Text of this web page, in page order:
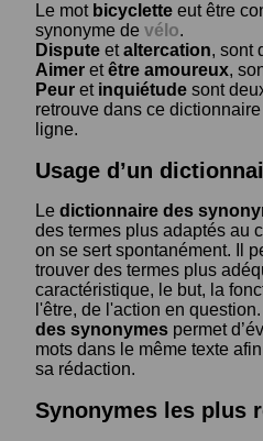
Le mot bicyclette eut être
synonyme de vélo.
Dispute etaltercation, sont
Aimer etêtre amoureux,
Peur et inquiétude sont
retrouve dans ce
ligne.
Usage d’un
Le dictionnaire des
des termes plus adaptés au
on se sert spontanément. Il
trouver des termes plus
caractéristique, le but, la
l'être, de l'action en
des synonymes permet
mots dans le même texte
sa rédaction.
Synonymes les plus